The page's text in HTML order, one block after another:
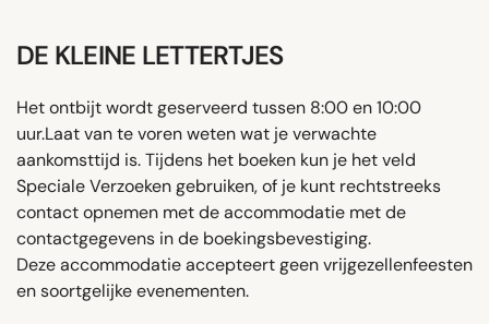
DE KLEINE LETTERTJES
Het ontbijt wordt geserveerd tussen 8:00 en 10:00
uur.Laat van te voren weten wat je verwachte
aankomsttijd is. Tijdens het boeken kun je het veld
Speciale Verzoeken gebruiken, of je kunt rechtstreeks
contact opnemen met de accommodatie met de
contactgegevens in de boekingsbevestiging.
Deze accommodatie accepteert geen vrijgezellenfeesten
en soortgelijke evenementen.